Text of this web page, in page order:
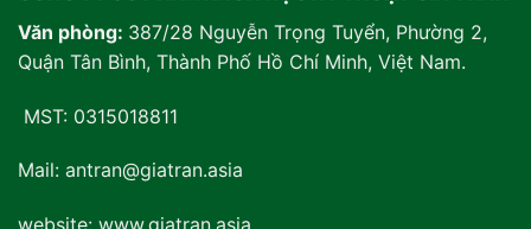
Văn phòng: 387/28 Nguyễn Trọng Tuyển, Phường 2,
Quận Tân Bình, Thành Phố Hồ Chí Minh, Việt Nam.
MST: 0315018811
Mail: antran@giatran.asia